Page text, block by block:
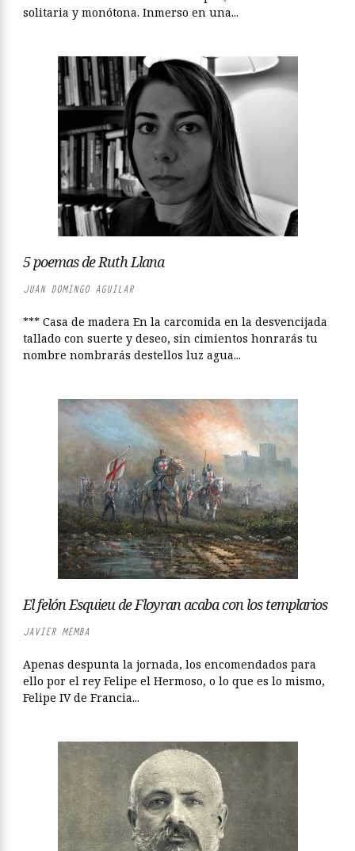
solitaria y monótona. Inmerso en una...
5 poemas de Ruth Llana
JUAN DOMINGO AGUILAR
*** Casa de madera En la carcomida en la desvencijada
tallado con suerte y deseo, sin cimientos honrarás tu
nombre nombrarás destellos luz agua...
El felón Esquieu de Floyran acaba con los templarios
JAVIER MEMBA
Apenas despunta la jornada, los encomendados para
ello por el rey Felipe el Hermoso, o lo que es lo mismo,
Felipe IV de Francia...